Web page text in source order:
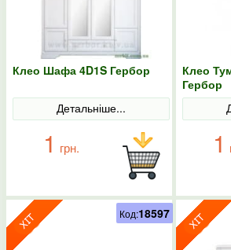
Клео Шафа 4D1S Гербор
Детальніше...
1 грн.
Клео
Гербор
1
Код:18597